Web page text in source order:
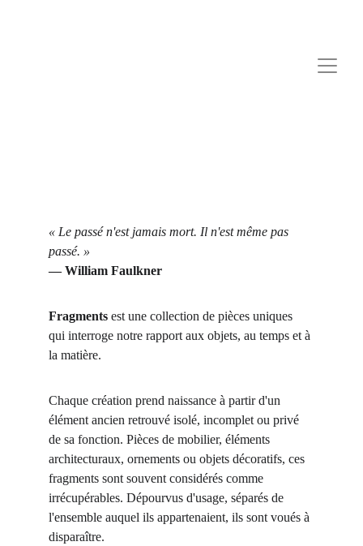
« Le passé n'est jamais mort. Il n'est même pas
passé. »
— William Faulkner
Fragments est une collection de pièces uniques
qui interroge notre rapport aux objets, au temps et à
la matière.
Chaque création prend naissance à partir d'un
élément ancien retrouvé isolé, incomplet ou privé
de sa fonction. Pièces de mobilier, éléments
architecturaux, ornements ou objets décoratifs, ces
fragments sont souvent considérés comme
irrécupérables. Dépourvus d'usage, séparés de
l'ensemble auquel ils appartenaient, ils sont voués à
disparaître.